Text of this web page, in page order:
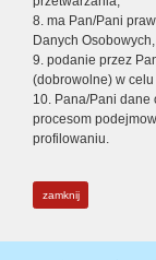
8. ma Pan/Pani
Danych Osobowych,
9. podanie przez
(dobrowolne) w
10. Pana/Pani dane
procesom
profilowaniu.
zamknij